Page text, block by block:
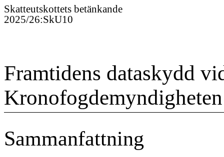
Skatteutskottets betänkande
2025/26:SkU10
Framtidens dataskydd
Kronofogdemyndigheten
Sammanfattning